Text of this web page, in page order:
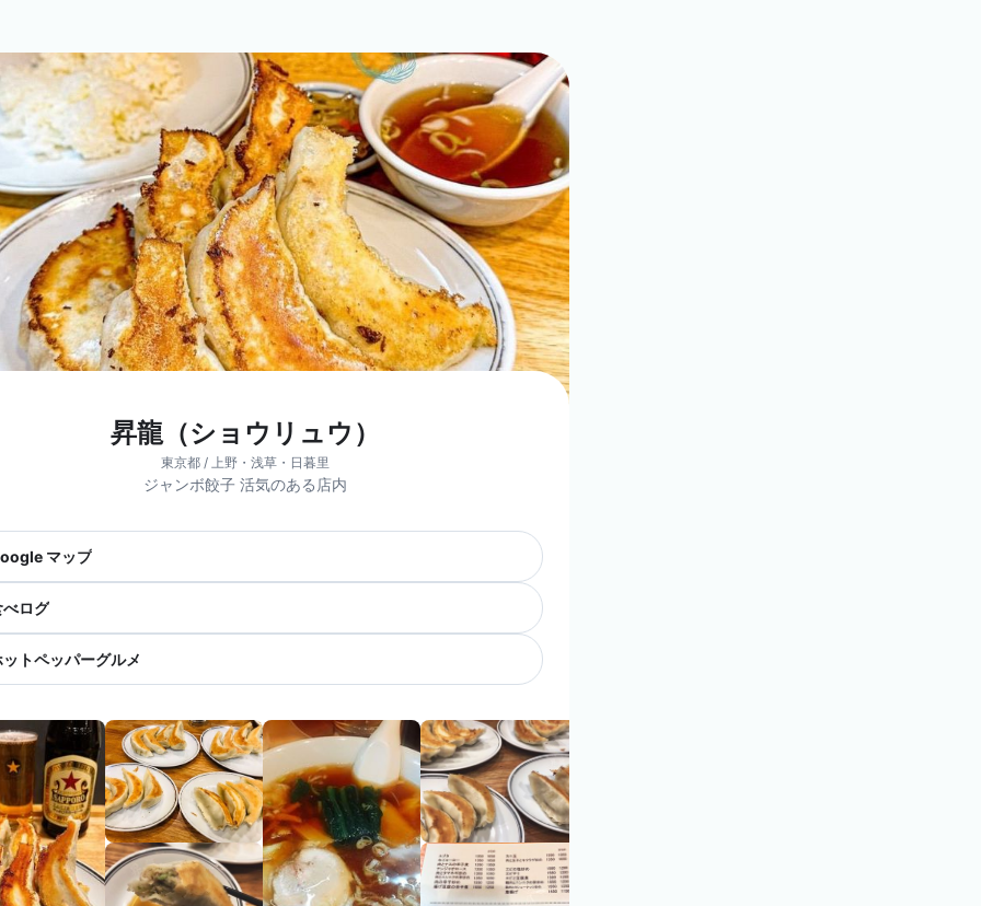
昇龍（ショウリュウ）
東京都 / 上野・浅草・日暮里
ジャンボ餃子 活気のある店内
マップ
べログ
ットペッパーグルメ